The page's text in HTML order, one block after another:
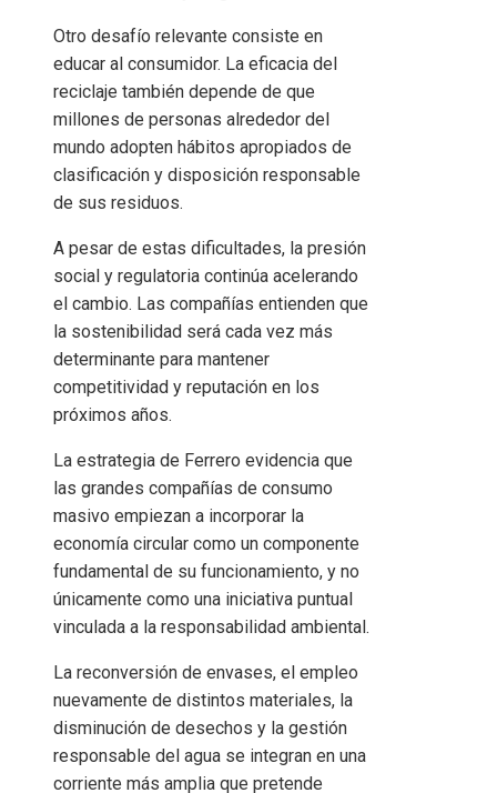
Otro desafío relevante consiste en
educar al consumidor. La eficacia del
reciclaje también depende de que
millones de personas alrededor del
mundo adopten hábitos apropiados de
clasificación y disposición responsable
de sus residuos.
A pesar de estas dificultades, la presión
social y regulatoria continúa acelerando
el cambio. Las compañías entienden que
la sostenibilidad será cada vez más
determinante para mantener
competitividad y reputación en los
próximos años.
La estrategia de Ferrero evidencia que
las grandes compañías de consumo
masivo empiezan a incorporar la
economía circular como un componente
fundamental de su funcionamiento, y no
únicamente como una iniciativa puntual
vinculada a la responsabilidad ambiental.
La reconversión de envases, el empleo
nuevamente de distintos materiales, la
disminución de desechos y la gestión
responsable del agua se integran en una
corriente más amplia que pretende